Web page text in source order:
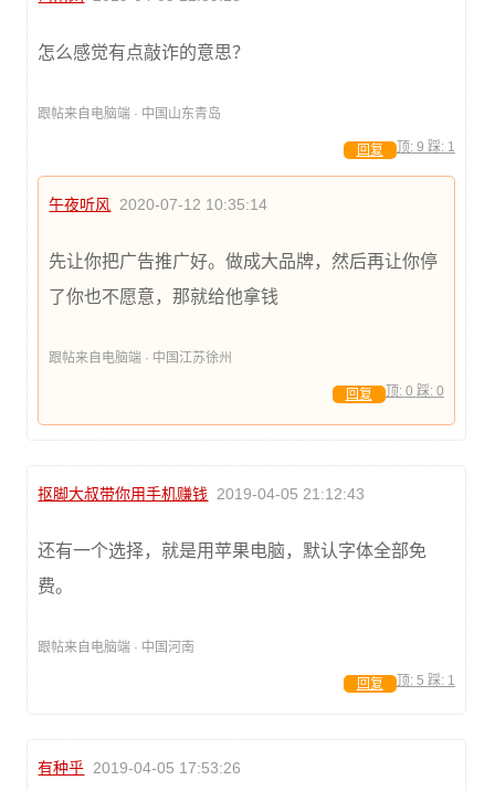
怎么感觉有点敲诈的意思？
跟帖来自电脑端 · 中国山东青岛
顶: 9 踩: 1
回复
午夜听风 2020-07-12 10:35:14
先让你把广告推广好。做成大品牌，然后再让你停
了你也不愿意，那就给他拿钱
跟帖来自电脑端 · 中国江苏徐州
顶: 0 踩: 0
回复
抠脚大叔带你用手机赚钱 2019-04-05 21:12:43
还有一个选择，就是用苹果电脑，默认字体全部免
费。
跟帖来自电脑端 · 中国河南
顶: 5 踩: 1
回复
有种乎 2019-04-05 17:53:26